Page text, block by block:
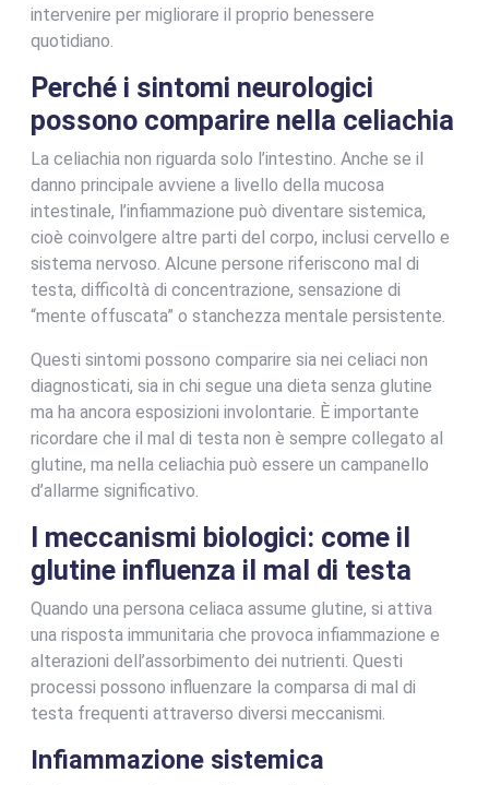
intervenire per migliorare il proprio benessere
quotidiano.
Perché i sintomi neurologici
possono comparire nella celiachia
La celiachia non riguarda solo l’intestino. Anche se il
danno principale avviene a livello della mucosa
intestinale, l’infiammazione può diventare sistemica,
cioè coinvolgere altre parti del corpo, inclusi cervello e
sistema nervoso. Alcune persone riferiscono mal di
testa, difficoltà di concentrazione, sensazione di
“mente offuscata” o stanchezza mentale persistente.
Questi sintomi possono comparire sia nei celiaci non
diagnosticati, sia in chi segue una dieta senza glutine
ma ha ancora esposizioni involontarie. È importante
ricordare che il mal di testa non è sempre collegato al
glutine, ma nella celiachia può essere un campanello
d’allarme significativo.
I meccanismi biologici: come il
glutine influenza il mal di testa
Quando una persona celiaca assume glutine, si attiva
una risposta immunitaria che provoca infiammazione e
alterazioni dell’assorbimento dei nutrienti. Questi
processi possono influenzare la comparsa di mal di
testa frequenti attraverso diversi meccanismi.
Infiammazione sistemica